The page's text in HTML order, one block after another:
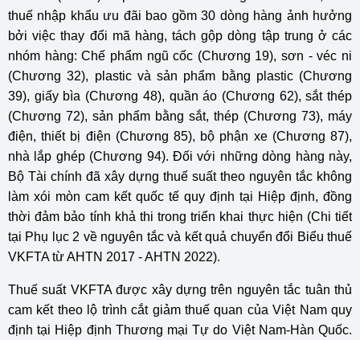
thuế nhập khẩu ưu đãi bao gồm 30 dòng hàng ảnh hưởng
bởi việc thay đổi mã hàng, tách gộp dòng tập trung ở các
nhóm hàng: Chế phẩm ngũ cốc (Chương 19), sơn - véc ni
(Chương 32), plastic và sản phẩm bằng plastic (Chương
39), giấy bìa (Chương 48), quần áo (Chương 62), sắt thép
(Chương 72), sản phẩm bằng sắt, thép (Chương 73), máy
điện, thiết bị điện (Chương 85), bộ phận xe (Chương 87),
nhà lắp ghép (Chương 94). Đối với những dòng hàng này,
Bộ Tài chính đã xây dựng thuế suất theo nguyên tắc không
làm xói mòn cam kết quốc tế quy định tại Hiệp định, đồng
thời đảm bảo tính khả thi trong triển khai thực hiện (Chi tiết
tại Phụ lục 2 về nguyên tắc và kết quả chuyển đổi Biểu thuế
VKFTA từ AHTN 2017 - AHTN 2022).
Thuế suất VKFTA được xây dựng trên nguyên tắc tuân thủ
cam kết theo lộ trình cắt giảm thuế quan của Việt Nam quy
định tại Hiệp định Thương mại Tự do Việt Nam-Hàn Quốc.